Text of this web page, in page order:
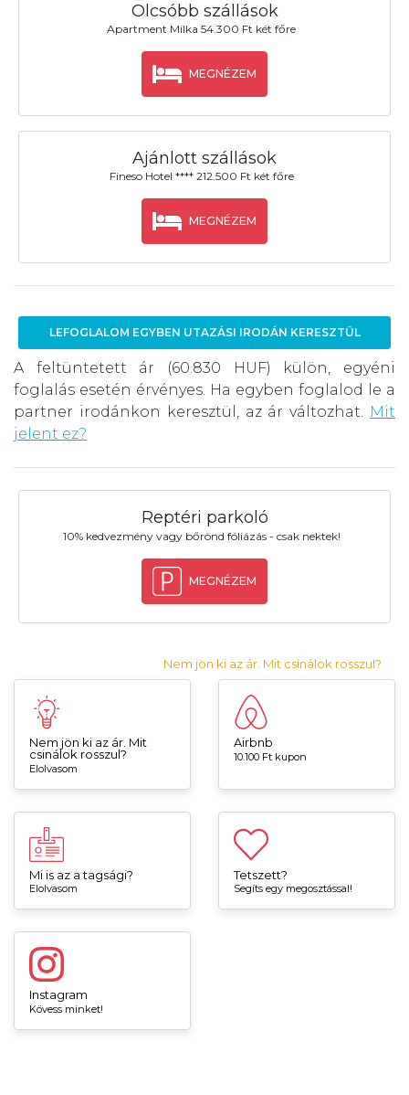
Olcsóbb szállások
Apartment Milka 54.300 Ft két főre
MEGNÉZEM
Ajánlott szállások
Fineso Hotel **** 212.500 Ft két főre
MEGNÉZEM
LEFOGLALOM EGYBEN UTAZÁSI IRODÁN KERESZTÜL
A feltüntetett ár (60.830 HUF) külön, egyéni
foglalás esetén érvényes. Ha egyben foglalod le a
partner irodánkon keresztül, az ár változhat. Mit
jelent ez?
Reptéri parkoló
10% kedvezmény vagy bőrönd fóliázás - csak nektek!
MEGNÉZEM
Nem jön ki az ár. Mit csinálok rosszul?
Nem jön ki az ár. Mit
csinálok rosszul?
Elolvasom
Airbnb
10.100 Ft kupon
Mi is az a tagsági?
Elolvasom
Tetszett?
Segíts egy megosztással!
Instagram
Kövess minket!